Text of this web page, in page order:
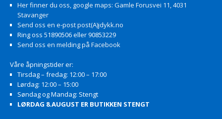
Her finner du oss, google maps: Gamle Forusvei 11, 4031
Stavanger
Send oss en e-post post(A)jdykk.no
Ring oss 51890506 eller 90853229
Send oss en melding på Facebook
Våre åpningstider er:
Tirsdag – fredag: 12:00 – 17:00
Lørdag: 12:00 – 15:00
Søndag og Mandag: Stengt
LØRDAG 8.AUGUST ER BUTIKKEN STENGT